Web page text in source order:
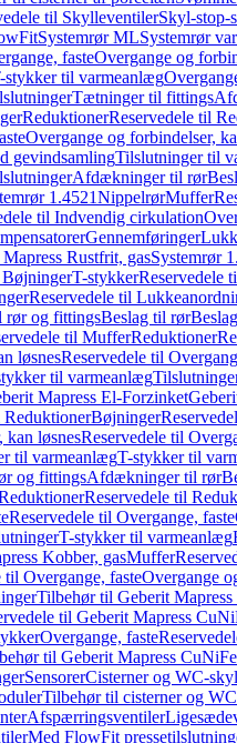
til SkylleventilerSkyl-stop-
Systemrør MLSystemrør
fasteOvergange og
stykker til varmeanlæg
Tætninger til fittings
ReduktionerReservedele til
Overgange og forbindelser,
gevindsamlingTilslutninger til
Afdækninger til rør
1.4521NippelrørMuffer
til Indvendig cirkulation
Gennemføringer
Rustfrit, gasSystemrør
BøjningerT-stykkerReservedele
Reservedele til
rør og fittingsBeslag til rør
til MufferReduktioner
løsnesReservedele til
til varmeanlæg
Mapress El-Forzinket
ReduktionerBøjninger
kan løsnesReservedele til
til varmeanlægT-stykker til
og fittingsAfdækninger til rør
Reservedele til
Reservedele til Overgange, faste
T-stykker til varmeanlæg
Kobber, gasMuffer
til Overgange, fasteOvergange
Tilbehør til Geberit
til Geberit Mapress
Overgange, faste
til Geberit Mapress CuNiFe
SensorerCisterner og WC-
Tilbehør til cisterner og
Afspærringsventiler
Med FlowFit